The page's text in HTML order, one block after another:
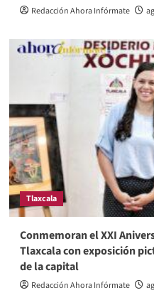
Redacción Ahora Infórmate
Tlaxcala
Conmemoran el XXI
Tlaxcala con exposición
de la capital
Redacción Ahora Infórmate